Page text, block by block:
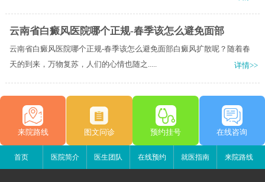
云南省白癜风医院哪个正规-春季该怎么避免面部
云南省白癜风医院哪个正规-春季该怎么避免面部白癜风扩散呢？随着春
天的到来，万物复苏，人们的心情也随之.....
详情>>
来院路线 图文问诊 预约挂号 在线咨询
首页 医院简介 医生团队 在线预约 就医指南 来院路线